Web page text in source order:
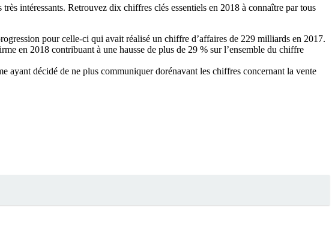
intéressants. Retrouvez dix chiffres clés essentiels en 2018 à connaître par tous
pour celle-ci qui avait réalisé un chiffre d’affaires de 229 milliards en 2017.
en 2018 contribuant à une hausse de plus de 29 % sur l’ensemble du chiffre
ayant décidé de ne plus communiquer dorénavant les chiffres concernant la vente